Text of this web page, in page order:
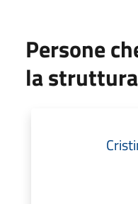
Persone
la struttura